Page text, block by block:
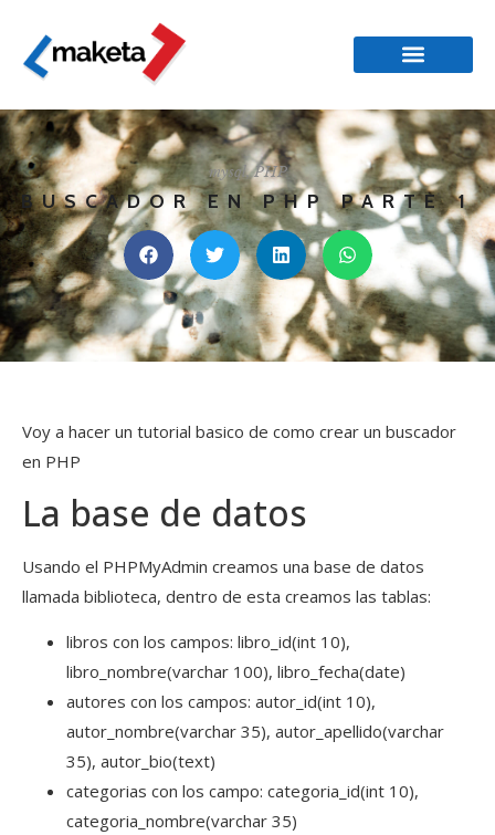
mysql ,PHP
BUSCADOR EN PHP PARTE 1
Voy a hacer un tutorial basico de como crear un buscador
en PHP
La base de datos
Usando el PHPMyAdmin creamos una base de datos
llamada biblioteca, dentro de esta creamos las tablas:
libros con los campos: libro_id(int 10),
libro_nombre(varchar 100), libro_fecha(date)
autores con los campos: autor_id(int 10),
autor_nombre(varchar 35), autor_apellido(varchar
35), autor_bio(text)
categorias con los campo: categoria_id(int 10),
categoria_nombre(varchar 35)